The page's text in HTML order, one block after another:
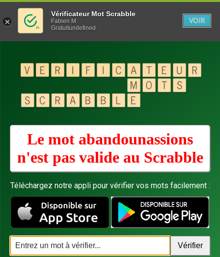
Le mot abandounassions
n'est pas valide au Scrabble
Téléchargez notre appli pour vérifier vos mots facilement :
Vérificateur Mot Scrabble
Fabien M
Gratuitundefined
VOIR